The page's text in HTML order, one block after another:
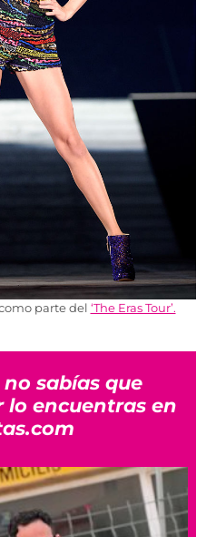
parte del ‘The Eras Tour’.
sabías que
lo encuentras en